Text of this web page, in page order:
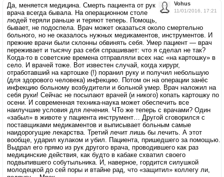
Vohus
11/01/2016, 17:21
Да, меняется медицина. Смерть пациента от рук
врача всегда бывала. На операционном столе
людей теряли раньше и теряют теперь. Помощь,
бывает, не подоспела. Врач может оказаться около смертельно
больного, но не оказалось нужных медикаментов, инструментов. И
прежние врачи были склонны обвинять себя. Умер пациент — врач
переживает и тысячу раз себя спрашивает: что я сделал не так?
Когда-то в советские времена отправляли всех нас «на картошку» в
село. И врачей тоже. Вот известен случай, когда хирург,
отработавший на картошке (!) поранил руку и получил небольшую
(для здорового человека) инфекцию. Потом он на операции занёс
инфекцию больному возбудители и больной умер. Врач наложил на
себя руки! Сейчас не посылают врачей (и никого) копать картошку по
осени. И современная техника-наука может обеспечить все
наилучшие условия для лечения. ЧТо же теперь с врачами? Один
«забыл» в животе у пациента инструмент… Другой сговорился с
поставщиками медикаментов и выписывает больным самые
наидорогущие лекарства. Третий лечит лишь бы лечить. А этот
вообще, ударил кулаком и убил. Пациента, пришедшего за помощью.
Выдрал его прямо из рук другого врача, проводившего как раз
медицинские действия, как будто в кабаке схватил своего
подвыпившего собутыльника. И, наверное, гордится силушкой
молодецкой до сей поры и втайне рад, что «защитил» коллегу ли,